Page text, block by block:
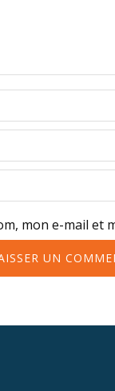
mon e-mail et